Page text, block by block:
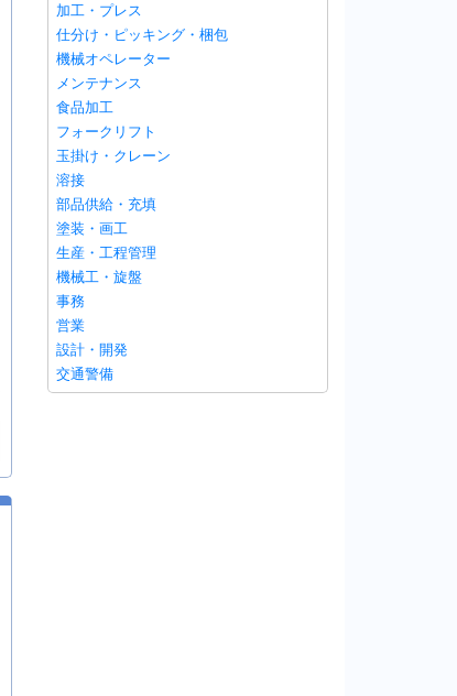
加工・プレス
仕分け・ピッキング・梱包
機械オペレーター
メンテナンス
食品加工
フォークリフト
玉掛け・クレーン
溶接
部品供給・充填
塗装・画工
生産・工程管理
機械工・旋盤
事務
営業
設計・開発
交通警備